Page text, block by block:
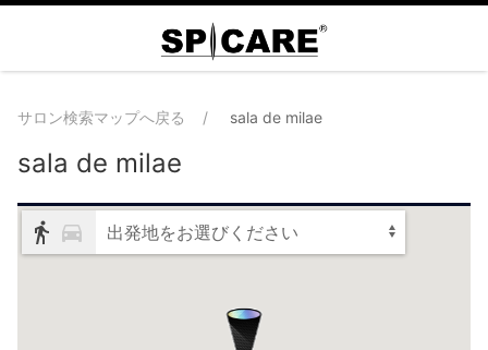
サロン検索マップへ戻る sala de milae
sala de milae
出発地をお選びください